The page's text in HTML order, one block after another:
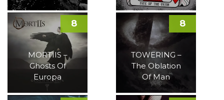
MORTIIS –
Ghosts Of
Europa
8
TOWERING –
The Oblation
Of Man
8